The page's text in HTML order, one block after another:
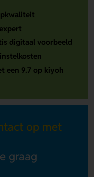
digitaal voorbeeld
een 9.7 op kiyoh
op met
graag